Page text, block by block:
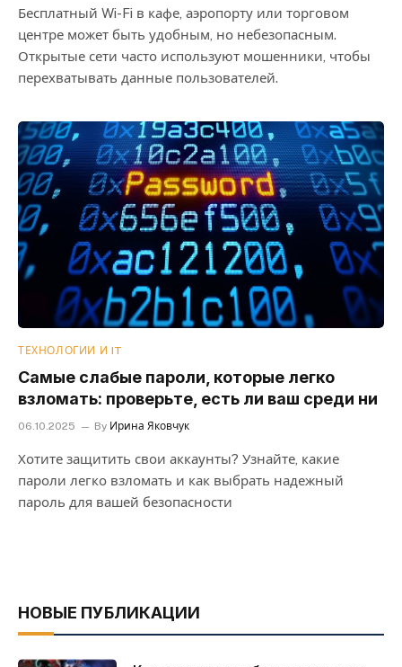
Бесплатный Wi-Fi в кафе, аэропорту или торговом
центре может быть удобным, но небезопасным.
Открытые сети часто используют мошенники, чтобы
перехватывать данные пользователей.
ТЕХНОЛОГИИ И IT
Самые слабые пароли, которые легко
взломать: проверьте, есть ли ваш среди ни
06.10.2025 By Ирина Яковчук
Хотите защитить свои аккаунты? Узнайте, какие
пароли легко взломать и как выбрать надежный
пароль для вашей безопасности
НОВЫЕ ПУБЛИКАЦИИ